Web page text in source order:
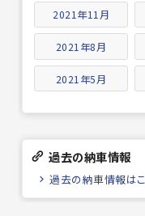
2021年11月
2021年8月
2021年5月
過去の納車情報
過去の納車情報は